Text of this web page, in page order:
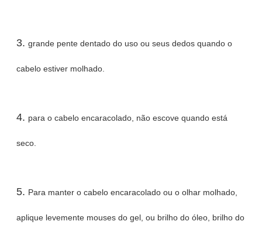
3. grande pente dentado do uso ou seus dedos quando o
cabelo estiver molhado.
4. para o cabelo encaracolado, não escove quando está
seco.
5. Para manter o cabelo encaracolado ou o olhar molhado,
aplique levemente mouses do gel, ou brilho do óleo, brilho do